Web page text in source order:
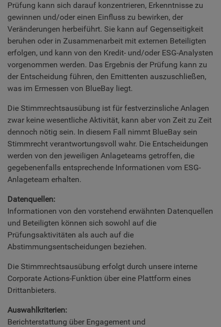
Prüfung kann sich darauf konzentrieren, Erkenntnisse zu
gewinnen und/oder einen Einfluss zu bewirken, der
Veränderungen herbeiführt. Sie kann auf Gegenseitigkeit
beruhen oder in Zusammenarbeit mit externen Beteiligten
erfolgen, und kann von den Kredit- und/oder ESG-Analysten
vorgenommen werden. Das Ergebnis der Prüfung kann zu
der Entscheidung führen, den Emittenten auszuschließen,
was im Ermessen von BlueBay liegt.
Die Stimmrechtsausübung ist für festverzinsliche Anlagen
zwar keine wesentliche Aktivität, kann aber von Zeit zu Zeit
dennoch nötig sein. In diesem Fall nimmt BlueBay sein
Stimmrecht verantwortungsvoll wahr. Die Entscheidungen
werden von den jeweiligen Anlageteams getroffen, die
gegebenenfalls entsprechende Informationen vom ESG-
Anlageteam erhalten.
Datenquellen:
Informationen von den vorstehend erwähnten Datenquellen
und Beteiligten können sich sowohl auf die
Prüfungsaktivitäten als auch auf die
Abstimmungsentscheidungen beziehen.
Die Stimmrechtsausübung erfolgt durch unsere interne
Corporate Actions-Funktion über eine Plattform eines
Drittanbieters.
Auswahlkriterien:
Berichterstattung über Engagement und